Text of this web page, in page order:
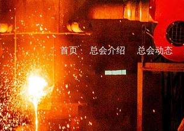
首页 总会介绍 总会动态